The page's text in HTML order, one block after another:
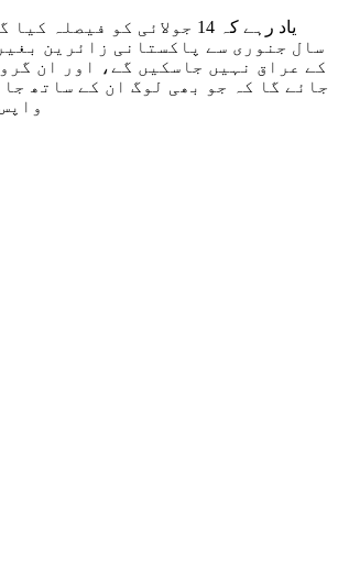
یاد رہے کہ 14 جولائی کو
سال جنوری سے پاکستانی زائرین
کے عراق نہیں جاسکیں گے، اور ان
جائے گا کہ جو بھی لوگ ان کے ساتھ